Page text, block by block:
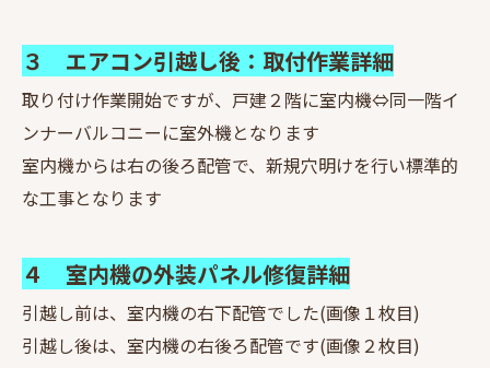
３ エアコン引越し後：取付作業詳細
取り付け作業開始ですが、戸建２階に室内機⇔同一階イ
ンナーバルコニーに室外機となります
室内機からは右の後ろ配管で、新規穴明けを行い標準的
な工事となります
４ 室内機の外装パネル修復詳細
引越し前は、室内機の右下配管でした(画像１枚目)
引越し後は、室内機の右後ろ配管です(画像２枚目)